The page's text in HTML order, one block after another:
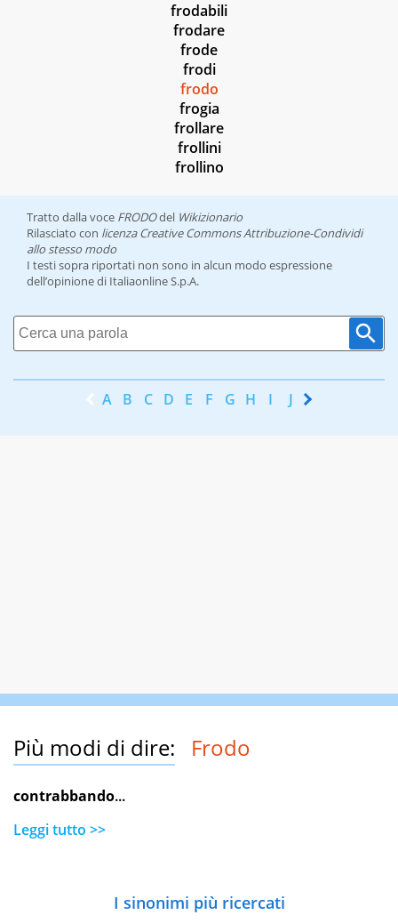
frodabili
frodare
frode
frodi
frodo
frogia
frollare
frollini
frollino
Tratto dalla voce FRODOdel Wikizionario
Rilasciato con licenza Creative Commons Attribuzione-Condividi
allo stesso modo
I testi sopra riportati non sono in alcun modo espressione
dell’opinione di Italiaonline S.p.A.
A B C D E F G H I J K
Più modi di dire: Frodo
contrabbando...
Leggi tutto >>
I sinonimi più ricercati